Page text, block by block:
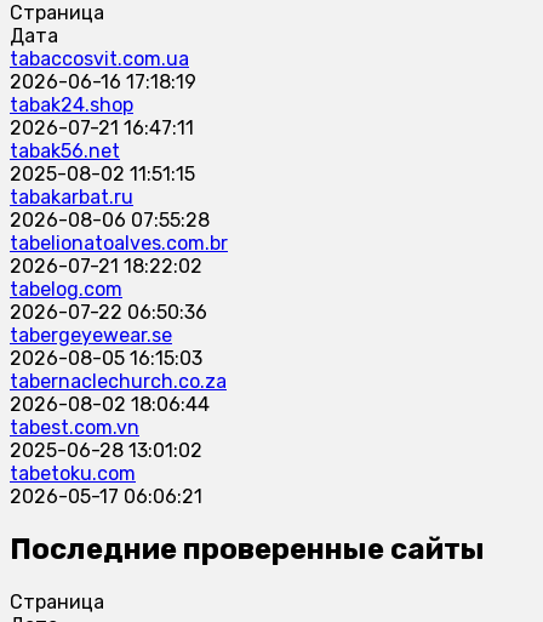
Страница
Дата
tabaccosvit.com.ua
2026-06-16 17:18:19
tabak24.shop
2026-07-21 16:47:11
tabak56.net
2025-08-02 11:51:15
tabakarbat.ru
2026-08-06 07:55:28
tabelionatoalves.com.br
2026-07-21 18:22:02
tabelog.com
2026-07-22 06:50:36
tabergeyewear.se
2026-08-05 16:15:03
tabernaclechurch.co.za
2026-08-02 18:06:44
tabest.com.vn
2025-06-28 13:01:02
tabetoku.com
2026-05-17 06:06:21
Последние проверенные сайты
Страница